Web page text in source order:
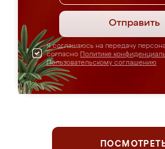
Отправить
Я соглашаюсь на передачу
согласно Политике
Пользовательскому соглашению